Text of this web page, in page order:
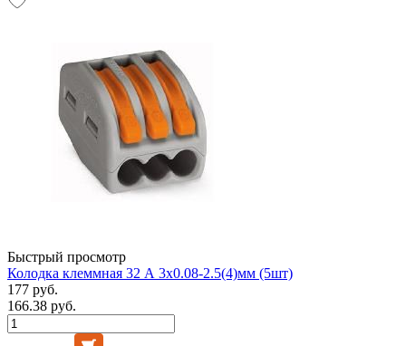
Быстрый просмотр
Колодка клеммная 32 А 3x0.08-2.5(4)мм (5шт)
177 руб.
166.38 руб.